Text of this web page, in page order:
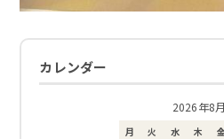
カレンダー
2026年8月
月 火 水 木 金